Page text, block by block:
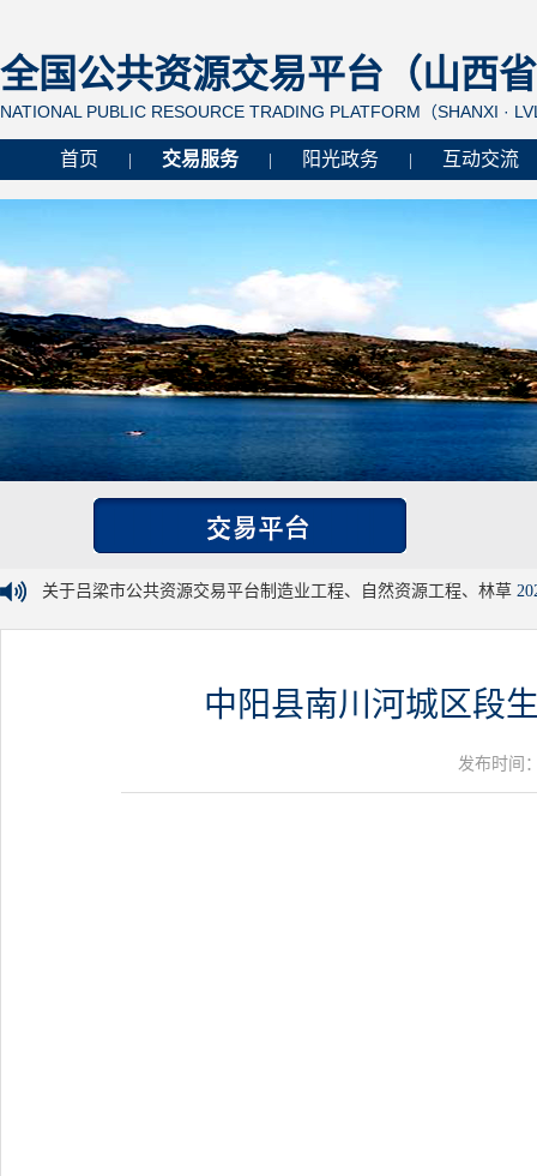
全国公共资源交易平台（山西
NATIONAL PUBLIC RESOURCE TRADING PLATFORM（SHANXI ·
首页 交易服务 阳光政务 互动交流
关于吕梁市公共资源交易平台制造业工程、自然资源工程、林草
中阳县南川河城区段
发布时间